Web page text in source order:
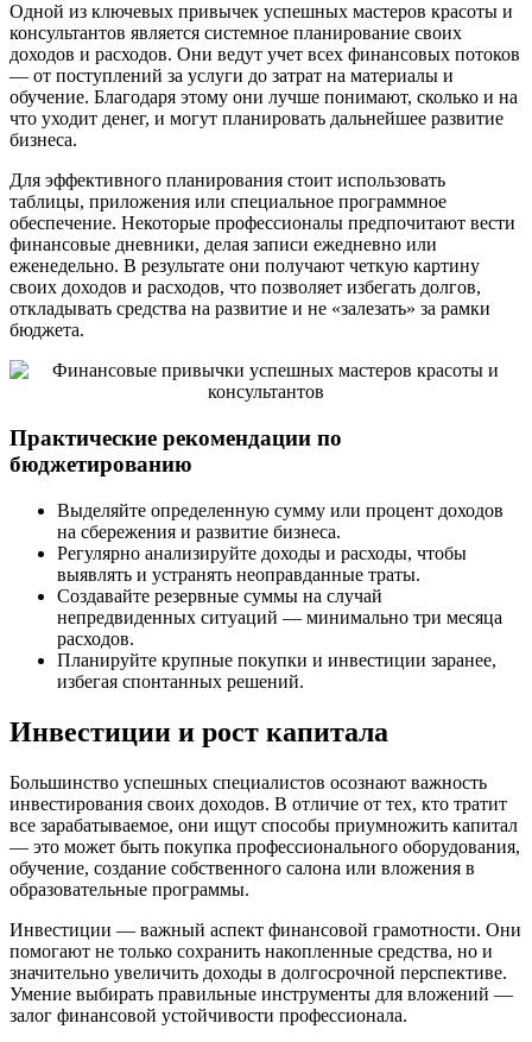
Одной из ключевых привычек успешных мастеров красоты и
консультантов является системное планирование своих
доходов и расходов. Они ведут учет всех финансовых потоков
— от поступлений за услуги до затрат на материалы и
обучение. Благодаря этому они лучше понимают, сколько и на
что уходит денег, и могут планировать дальнейшее развитие
бизнеса.
Для эффективного планирования стоит использовать
таблицы, приложения или специальное программное
обеспечение. Некоторые профессионалы предпочитают вести
финансовые дневники, делая записи ежедневно или
еженедельно. В результате они получают четкую картину
своих доходов и расходов, что позволяет избегать долгов,
откладывать средства на развитие и не «залезать» за рамки
бюджета.
Практические рекомендации по
бюджетированию
Выделяйте определенную сумму или процент доходов
на сбережения и развитие бизнеса.
Регулярно анализируйте доходы и расходы, чтобы
выявлять и устранять неоправданные траты.
Создавайте резервные суммы на случай
непредвиденных ситуаций — минимально три месяца
расходов.
Планируйте крупные покупки и инвестиции заранее,
избегая спонтанных решений.
Инвестиции и рост капитала
Большинство успешных специалистов осознают важность
инвестирования своих доходов. В отличие от тех, кто тратит
все зарабатываемое, они ищут способы приумножить капитал
— это может быть покупка профессионального оборудования,
обучение, создание собственного салона или вложения в
образовательные программы.
Инвестиции — важный аспект финансовой грамотности. Они
помогают не только сохранить накопленные средства, но и
значительно увеличить доходы в долгосрочной перспективе.
Умение выбирать правильные инструменты для вложений —
залог финансовой устойчивости профессионала.